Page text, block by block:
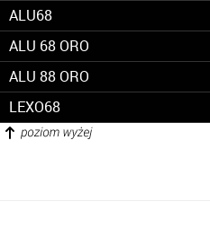
ALU68
ALU 68 ORO
ALU 88 ORO
LEXO68